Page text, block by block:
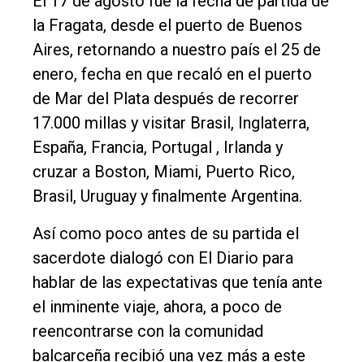
Contacto
la Fragata, desde el puerto de Buenos
Aires, retornando a nuestro país el 25 de
enero, fecha en que recaló en el puerto
de Mar del Plata después de recorrer
17.000 millas y visitar Brasil, Inglaterra,
España, Francia, Portugal , Irlanda y
cruzar a Boston, Miami, Puerto Rico,
Brasil, Uruguay y finalmente Argentina.
Así como poco antes de su partida el
sacerdote dialogó con El Diario para
hablar de las expectativas que tenía ante
el inminente viaje, ahora, a poco de
reencontrarse con la comunidad
balcarceña recibió una vez más a este